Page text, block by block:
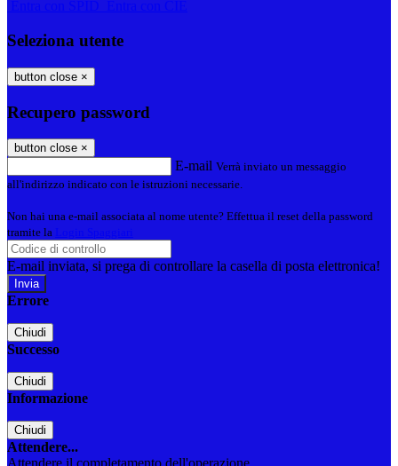
Seleziona utente
button close ×
Recupero password
button close ×
E-mail Verrà inviato un messaggio
all'indirizzo indicato con le istruzioni necessarie.
Non hai una e-mail associata al nome utente? Effettua il reset della password
tramite la
E-mail inviata, si prega di controllare la casella di posta elettronica!
Errore
Chiudi
Successo
Chiudi
Informazione
Chiudi
Attendere...